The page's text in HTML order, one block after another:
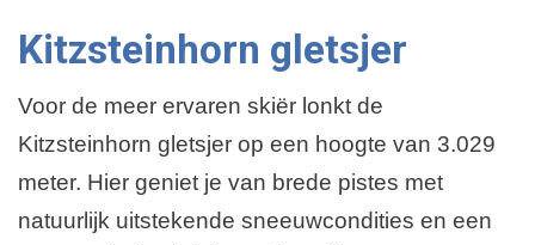
Kitzsteinhorn gletsjer
Voor de meer ervaren skiër lonkt de
Kitzsteinhorn gletsjer op een hoogte van 3.029
meter. Hier geniet je van brede pistes met
natuurlijk uitstekende sneeuwcondities en een